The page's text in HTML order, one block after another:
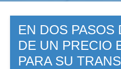
EN DOS PASOS
DE UN PRECIO
PARA SU